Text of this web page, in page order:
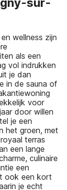
wellness zijn
als een
vol indrukken
je dan
in de sauna of
voor
door willen
je een
het groen, met
terras
een lange
culinaire
een
ook een kort
je echt